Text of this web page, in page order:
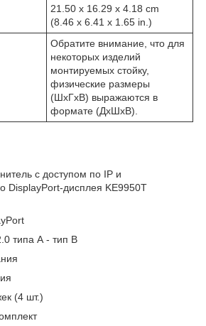
21.50 x 16.29 x 4.18 cm
(8.46 x 6.41 x 1.65 in.)
Обратите внимание, что для
некоторых изделий
монтируемых стойку,
физические размеры
(ШxГxВ) выражаются в
формате (ДxШxВ).
с доступом по IP и
DisplayPort-дисплея KE9950T
типа А - тип В
(4 шт.)